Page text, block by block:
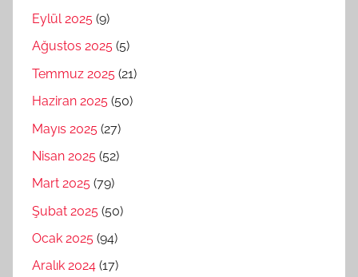
Eylül 2025 (9)
Ağustos 2025 (5)
Temmuz 2025 (21)
Haziran 2025 (50)
Mayıs 2025 (27)
Nisan 2025 (52)
Mart 2025 (79)
Şubat 2025 (50)
Ocak 2025 (94)
Aralık 2024 (17)